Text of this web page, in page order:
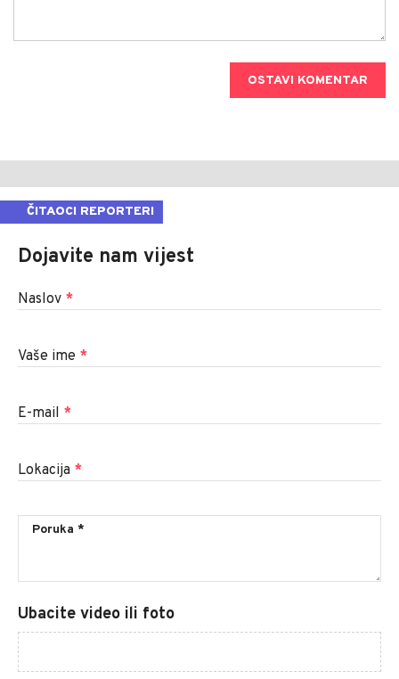
OSTAVI KOMENTAR
ČITAOCI REPORTERI
Dojavite nam vijest
Naslov *
Vaše ime *
E-mail *
Lokacija *
Ubacite video ili foto